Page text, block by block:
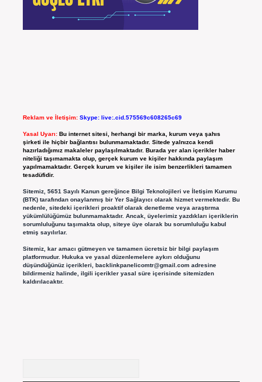
Reklam ve İletişim: Skype: live:.cid.575569c608265c69
Yasal Uyarı: Bu internet sitesi, herhangi bir marka, kurum veya şahıs
şirketi ile hiçbir bağlantısı bulunmamaktadır. Sitede yalnızca kendi
hazırladığımız makaleler paylaşılmaktadır. Burada yer alan içerikler haber
niteliği taşımamakta olup, gerçek kurum ve kişiler hakkında paylaşım
yapılmamaktadır. Gerçek kurum ve kişiler ile isim benzerlikleri tamamen
tesadüfidir.
Sitemiz, 5651 Sayılı Kanun gereğince Bilgi Teknolojileri ve İletişim Kurumu
(BTK) tarafından onaylanmış bir Yer Sağlayıcı olarak hizmet vermektedir. Bu
nedenle, sitedeki içerikleri proaktif olarak denetleme veya araştırma
yükümlülüğümüz bulunmamaktadır. Ancak, üyelerimiz yazdıkları içeriklerin
sorumluluğunu taşımakta olup, siteye üye olarak bu sorumluluğu kabul
etmiş sayılırlar.
Sitemiz, kar amacı gütmeyen ve tamamen ücretsiz bir bilgi paylaşım
platformudur. Hukuka ve yasal düzenlemelere aykırı olduğunu
düşündüğünüz içerikleri, backlinkpanelicomtr@gmail.comadresine
bildirmeniz halinde, ilgili içerikler yasal süre içerisinde sitemizden
kaldırılacaktır.